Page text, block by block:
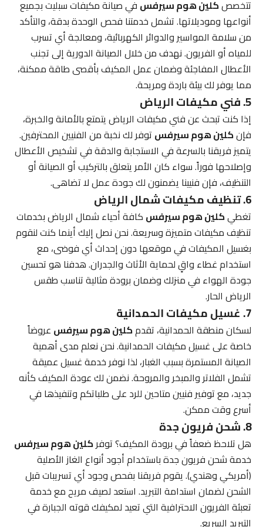
تتخصصكلين هوم سيرفسفي صيانة مكيفات سبليت بجميع
أنواعها وموديلاتها. تشمل خدمتنا فحص الوحدة بدقة، والتأكد
من سلامة المواسير والدوائر الكهربائية، ومعالجة أي تسرب
للمياه أو الفريون. نهدف من خلال الصيانة الدورية إلى تجنب
الأعطال المفاجئة وضمان عمل المكيف بأقصى طاقة ممكنة،
مما يوفر لك بيئة باردة ومريحة.
إذا كنت تبحث عن فني مكيفات الرياض يتمتع بالأمانة والخبرة،
فإنكلين هوم سيرفستوفر لك نخبة من الفنيين المحترفين.
يتميز فريقنا بالسرعة في الاستجابة والدقة في تشخيص الأعطال
وإصلاحها فوراً. سواء كان الأمر يتعلق بالتركيب أو الصيانة أو
التنظيف، فإن فنيينا يضمنون لك جودة عمل لا تضاهى.
تغطيكلين هوم سيرفسكافة أحياء شمال الرياض بخدمات
تنظيف مكيفات متميزة وسريعة. نحن نصل إليك أينما كنت لنقوم
بغسيل المكيفات في موقعها دون إحداث أي فوضى، مع
استخدام غطاء واقٍ لحماية الأثاث والجدران. هدفنا هو تحسين
جودة الهواء في منزلك وضمان برودة مثالية تناسب طقس
الرياض الحار.
لسكان منطقة الحمدانية، تقدمكلين هوم سيرفسعروضاً
خاصة على غسيل مكيفات الحمدانية. نحن نعلم مدى أهمية
الصيانة المستمرة بسبب الغبار، لذا نوفر خدمة غسيل عميقة
تشمل الفلاتر والمبخر والمروحة. نضمن لك عودة المكيف كأنه
جديد، مع توفير فنيين متاحين للرد على طلباتكم وتنفيذها في
أسرع وقت ممكن.
هل تلاحظ ضعفاً في برودة المكيف؟ توفركلين هوم سيرفس
خدمة شحن فريون جدة باستخدام أجود أنواع الغاز الأصلية
(أمريكي وهندي). يقوم فريقنا بفحص وجود أي تسريبات قبل
الشحن لضمان استدامة التبريد. استعد لصيف مريح مع خدمة
تعبئة الفريون الاحترافية التي تعيد لمكيفك قوته الجبارة في
التبريد السريع.